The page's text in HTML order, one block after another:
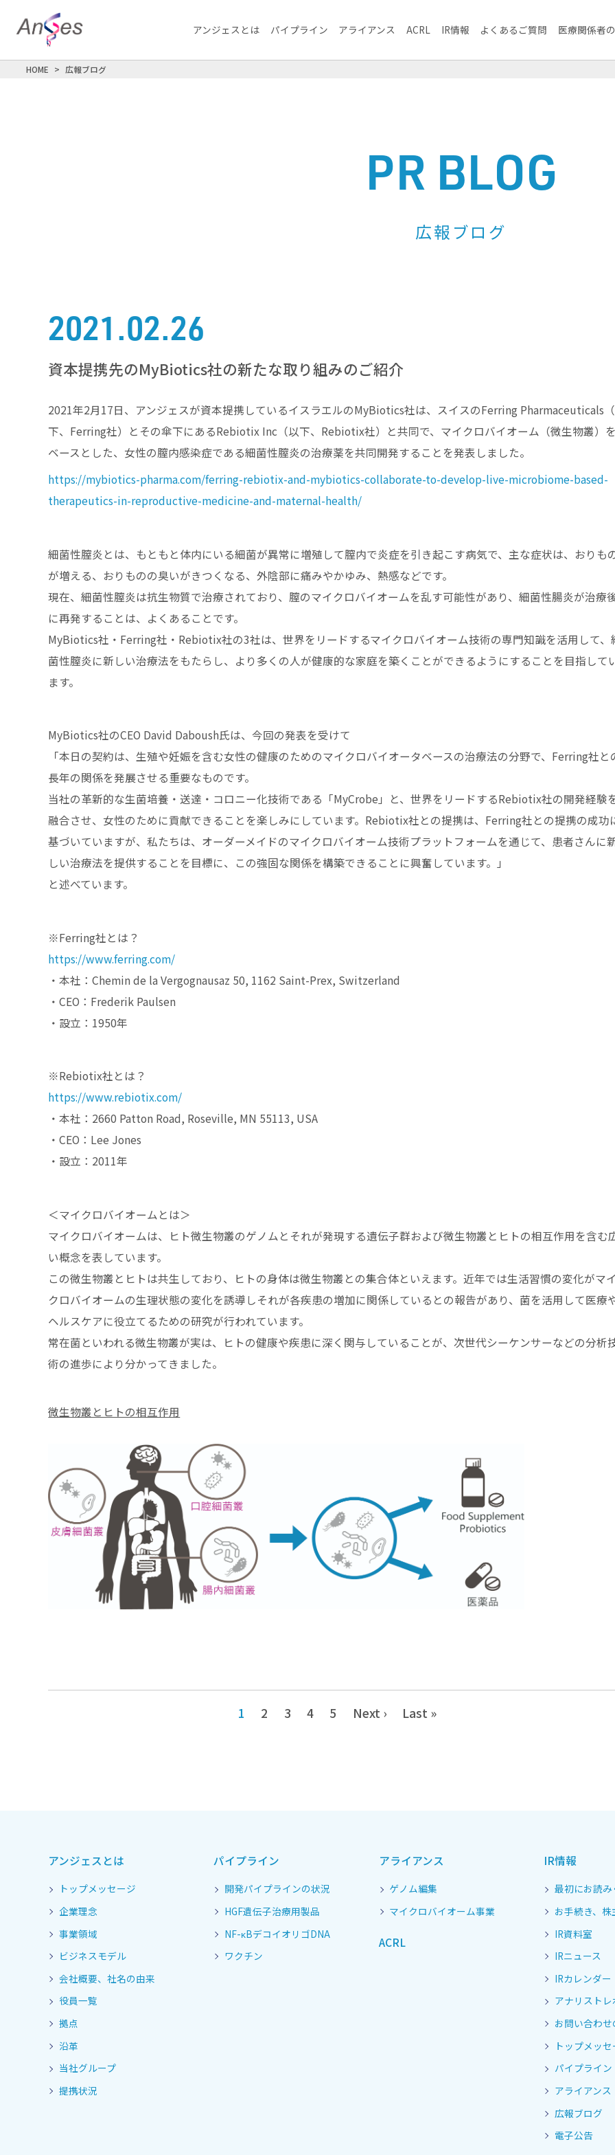
アンジェスとは パイプライン アライアンス ACRL IR情報 よくあるご質問 医療関係者
HOME 広報ブログ
PR BLOG
広報ブログ
2021.02.26
資本提携先のMyBiotics社の新たな取り組みのご紹介
2021年2月17日、アンジェスが資本提携しているイスラエルのMyBiotics社は、スイスのFerring Pharmaceuticals
下、Ferring社）とその傘下にあるRebiotix Inc（以下、Rebiotix社）と共同で、マイクロバイオーム（微生物叢）を
ベースとした、女性の膣内感染症である細菌性膣炎の治療薬を共同開発することを発表しました。
https://mybiotics-pharma.com/ferring-rebiotix-and-mybiotics-collaborate-to-develop-live-microbiome-based-
therapeutics-in-reproductive-medicine-and-maternal-health/
細菌性膣炎とは、もともと体内にいる細菌が異常に増殖して膣内で炎症を引き起こす病気で、主な症状は、おりも
が増える、おりものの臭いがきつくなる、外陰部に痛みやかゆみ、熱感などです。
現在、細菌性膣炎は抗生物質で治療されており、膣のマイクロバイオームを乱す可能性があり、細菌性腸炎が治療
に再発することは、よくあることです。
MyBiotics社・Ferring社・Rebiotix社の3社は、世界をリードするマイクロバイオーム技術の専門知識を活用して、
菌性膣炎に新しい治療法をもたらし、より多くの人が健康的な家庭を築くことができるようにすることを目指して
ます。
MyBiotics社のCEO David Daboush氏は、今回の発表を受けて
「本日の契約は、生殖や妊娠を含む女性の健康のためのマイクロバイオータベースの治療法の分野で、Ferring社と
長年の関係を発展させる重要なものです。
当社の革新的な生菌培養・送達・コロニー化技術である「MyCrobe」と、世界をリードするRebiotix社の開発経験
融合させ、女性のために貢献できることを楽しみにしています。Rebiotix社との提携は、Ferring社との提携の成功
基づいていますが、私たちは、オーダーメイドのマイクロバイオーム技術プラットフォームを通じて、患者さんに
しい治療法を提供することを目標に、この強固な関係を構築できることに興奮しています。」
と述べています。
※Ferring社とは？
https://www.ferring.com/
・本社：Chemin de la Vergognausaz 50, 1162 Saint-Prex, Switzerland
・CEO：Frederik Paulsen
・設立：1950年
※Rebiotix社とは？
https://www.rebiotix.com/
・本社：2660 Patton Road, Roseville, MN 55113, USA
・CEO：Lee Jones
・設立：2011年
＜マイクロバイオームとは＞
マイクロバイオームは、ヒト微生物叢のゲノムとそれが発現する遺伝子群および微生物叢とヒトの相互作用を含む
い概念を表しています。
この微生物叢とヒトは共生しており、ヒトの身体は微生物叢との集合体といえます。近年では生活習慣の変化がマイ
クロバイオームの生理状態の変化を誘導しそれが各疾患の増加に関係しているとの報告があり、菌を活用して医療
ヘルスケアに役立てるための研究が行われています。
常在菌といわれる微生物叢が実は、ヒトの健康や疾患に深く関与していることが、次世代シーケンサーなどの分析
術の進歩により分かってきました。
微生物叢とヒトの相互作用
1 2 3 4 5 Next › Last »
アンジェスとは
トップメッセージ
企業理念
事業領域
ビジネスモデル
会社概要、社名の由来
役員一覧
拠点
沿革
当社グループ
提携状況
パイプライン
開発パイプラインの状況
HGF遺伝子治療用製品
NF-κBデコイオリゴDNA
ワクチン
アライアンス
ゲノム編集
マイクロバイオーム事業
ACRL
IR情報
最初にお読み
お手続き、
IR資料室
IRニュース
IRカレンダー
アナリストレ
お問い合わせ
トップメッセ
パイプライン
アライアンス
広報ブログ
電子公告